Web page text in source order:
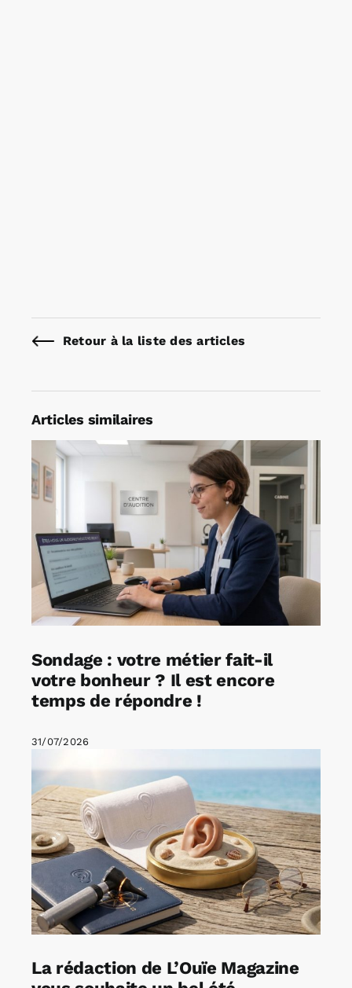
Retour à la liste des articles
Articles similaires
Sondage : votre métier fait-il
votre bonheur ? Il est encore
temps de répondre !
31/07/2026
La rédaction de L’Ouïe Magazine